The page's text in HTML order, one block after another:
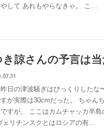
して あれもやらなきゃ。 こ…
き諒さんの予言は
日の津波騒ぎはびっくりしたな
が実際は30cmだった。 ちゃん
すが。 ここはカムチャッカ半
ェリチンスクとはロシアの有…